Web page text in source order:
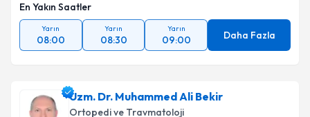
En Yakın Saatler
Yarın
08:00
Yarın
08:30
Yarın
09:00 Daha Fazla
Uzm. Dr. Muhammed Ali Bekir
Ortopedi ve Travmatoloji